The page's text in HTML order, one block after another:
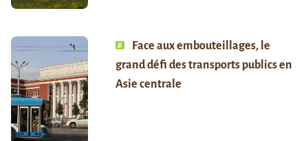
Face aux embouteillages, le
grand défi des transports publics en
Asie centrale